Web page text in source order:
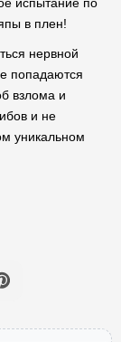
в плен!
нервной
попадаются
взлома и
и не
уникальном